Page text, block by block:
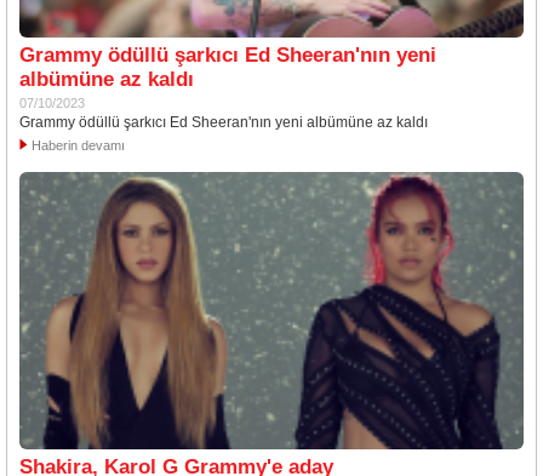
Grammy ödüllü şarkıcı Ed Sheeran'nın yeni
albümüne az kaldı
07/10/2023
Grammy ödüllü şarkıcı Ed Sheeran'nın yeni albümüne az kaldı
Haberin devamı
Shakira, Karol G Grammy'e aday